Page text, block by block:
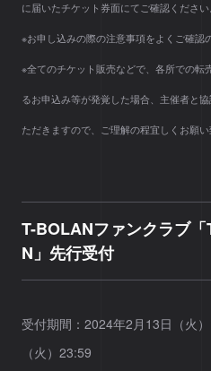
に届いたチケット券面にてご確認ください
※お申し込みの際の注意事項をよくご確認
※全てのチケット販売などで、各所での転
るお申込み等が発覚した場合、主催者と
ただきますので、ご理解の程宜しくお願い
T-BOLANファンクラブ
N」先行受付
受付期間：2024年2月13日（火
（火）23:59